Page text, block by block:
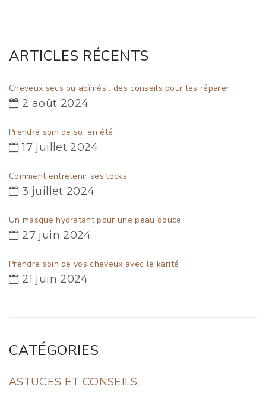
ARTICLES RÉCENTS
Cheveux secs ou abîmés : des conseils pour les réparer
2 août 2024
Prendre soin de soi en été
17 juillet 2024
Comment entretenir ses locks
3 juillet 2024
Un masque hydratant pour une peau douce
27 juin 2024
Prendre soin de vos cheveux avec le karité
21 juin 2024
CATÉGORIES
ASTUCES ET CONSEILS